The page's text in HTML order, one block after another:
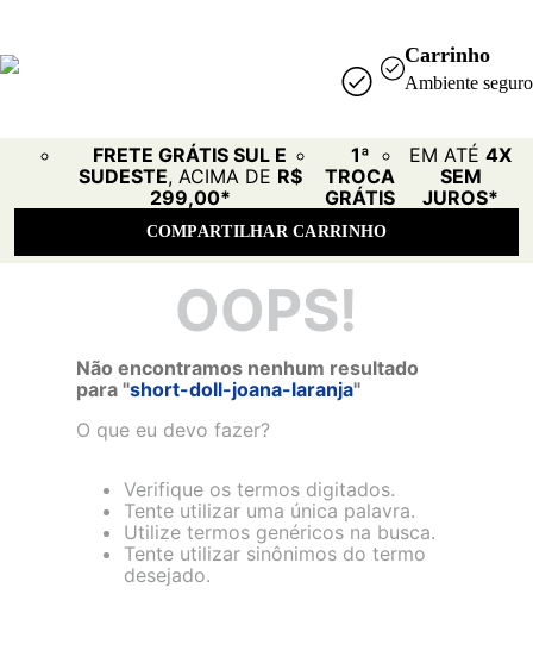
Carrinho
Ambiente seguro
COMPARTILHAR CARRINHO
FRETE GRÁTIS SUL E
SUDESTE, ACIMA DE R$
299,00*
1ª
TROCA
GRÁTIS
EM ATÉ4X
SEM
JUROS*
OOPS!
Não encontramos nenhum resultado
para "short-doll-joana-laranja"
O que eu devo fazer?
Verifique os termos digitados.
Tente utilizar uma única palavra.
Utilize termos genéricos na busca.
Tente utilizar sinônimos do termo
desejado.